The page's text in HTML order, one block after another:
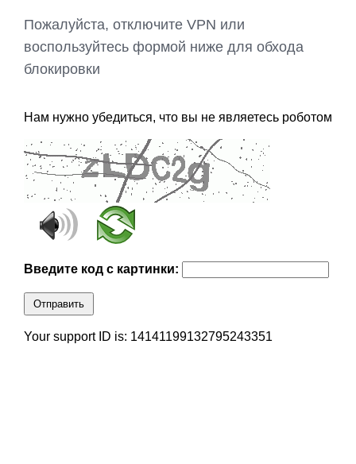
Пожалуйста, отключите VPN или
воспользуйтесь формой ниже для обхода
блокировки
Нам нужно убедиться, что вы не являетесь роботом
Введите код с картинки:
Отправить
Your support ID is: 14141199132795243351